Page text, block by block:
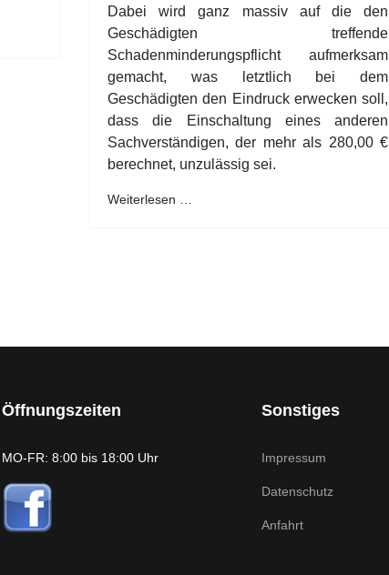
Dabei wird ganz massiv auf die den
Geschädigten treffende
Schadenminderungspflicht aufmerksam
gemacht, was letztlich bei dem
Geschädigten den Eindruck erwecken soll,
dass die Einschaltung eines anderen
Sachverständigen, der mehr als 280,00 €
berechnet, unzulässig sei.
Weiterlesen …
Öffnungszeiten
MO-FR: 8:00 bis 18:00 Uhr
Sonstiges
Impressum
Datenschutz
Anfahrt